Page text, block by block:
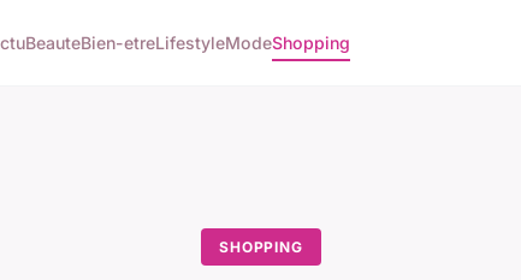
BeauteBien-etreLifestyleModeShopping
SHOPPING